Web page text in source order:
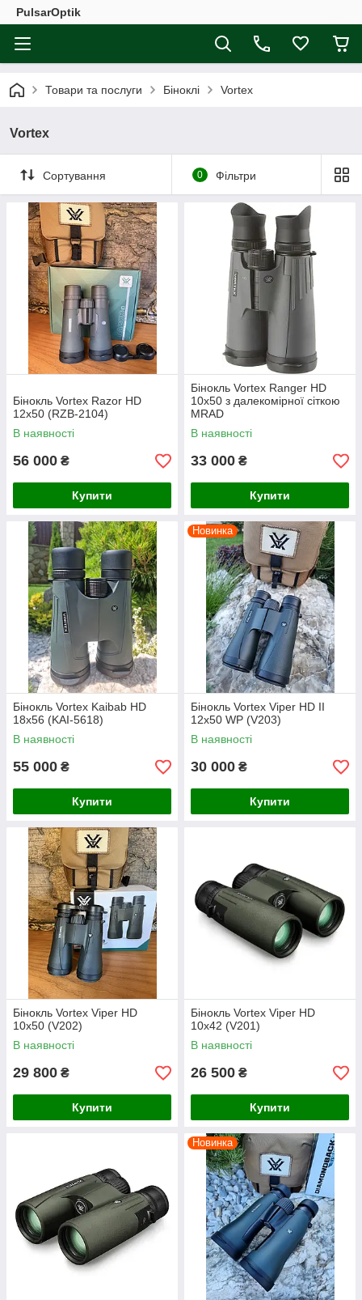
PulsarOptik
Товари та послуги Біноклі Vortex
Vortex
Сортування 0 Фільтри
Бінокль Vortex Razor HD
12x50 (RZB-2104)
В наявності
56 000 ₴
Купити
Бінокль Vortex Ranger HD
10х50 з далекомірної сіткою
MRAD
В наявності
33 000 ₴
Купити
Бінокль Vortex Kaibab HD
18x56 (KAI-5618)
В наявності
55 000 ₴
Купити
Новинка
Бінокль Vortex Viper HD II
12x50 WP (V203)
В наявності
30 000 ₴
Купити
Бінокль Vortex Viper HD
10x50 (V202)
В наявності
29 800 ₴
Купити
Бінокль Vortex Viper HD
10x42 (V201)
В наявності
26 500 ₴
Купити
Новинка